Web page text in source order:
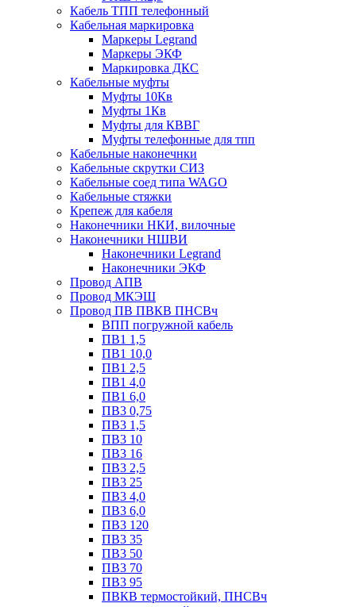
Кабель ТПП телефонный
Кабельная маркировка
Маркеры Legrand
Маркеры ЭКФ
Маркировка ДКС
Кабельные муфты
Муфты 10Кв
Муфты 1Кв
Муфты для КВВГ
Муфты телефонные для тпп
Кабельные наконечнки
Кабельные скрутки СИЗ
Кабельные соед типа WAGO
Кабельные стяжки
Крепеж для кабеля
Наконечники НКИ, вилочные
Наконечники НШВИ
Наконечники Legrand
Наконечники ЭКФ
Провод АПВ
Провод МКЭШ
Провод ПВ ПВКВ ПНСВч
ВПП погружной кабель
ПВ1 1,5
ПВ1 10,0
ПВ1 2,5
ПВ1 4,0
ПВ1 6,0
ПВ3 0,75
ПВ3 1,5
ПВ3 10
ПВ3 16
ПВ3 2,5
ПВ3 25
ПВ3 4,0
ПВ3 6,0
ПВ3 120
ПВ3 35
ПВ3 50
ПВ3 70
ПВ3 95
ПВКВ термостойкий, ПНСВч